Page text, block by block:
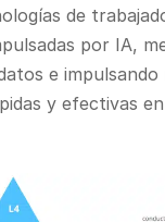
de
por IA,
e impulsando
y efectivas